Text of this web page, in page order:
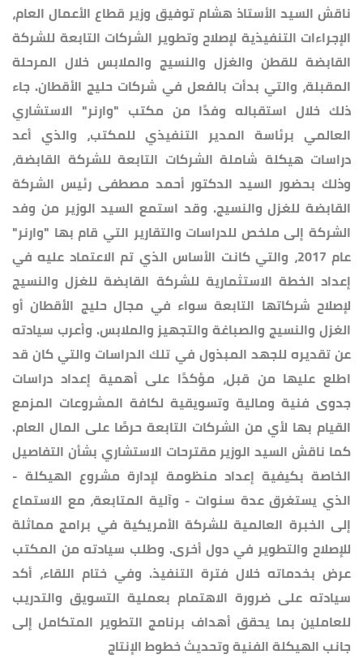
ناقش السيد الأستاذ هشام توفيق وزير قطاع الأعمال العام،
الإجراءات التنفيذية لإصلاح وتطوير الشركات التابعة للشركة
القابضة للقطن والغزل والنسيج والملابس خلال المرحلة
المقبلة، والتي بدأت بالفعل في شركات حليج الأقطان. جاء
ذلك خلال استقباله وفدًا من مكتب "وارنر" الاستشاري
العالمي برئاسة المدير التنفيذي للمكتب، والذي أعد
دراسات هيكلة شاملة الشركات التابعة للشركة القابضة،
وذلك بحضور السيد الدكتور أحمد مصطفى رئيس الشركة
القابضة للغزل والنسيج. وقد استمع السيد الوزير من وفد
الشركة إلى ملخص للدراسات والتقارير التي قام بها "وارنر"
عام 2017، والتي كانت الأساس الذي تم الاعتماد عليه في
إعداد الخطة الاستثمارية للشركة القابضة للغزل والنسيج
لإصلاح شركاتها التابعة سواء في مجال حليج الأقطان أو
الغزل والنسيج والصباغة والتجهيز والملابس. وأعرب سيادته
عن تقديره للجهد المبذول في تلك الدراسات والتي كان قد
اطلع عليها من قبل، مؤكدًا على أهمية إعداد دراسات
جدوى فنية ومالية وتسويقية لكافة المشروعات المزمع
القيام بها لأي من الشركات التابعة حرصًا على المال العام.
كما ناقش السيد الوزير مقترحات الاستشاري بشأن التفاصيل
الخاصة بكيفية إعداد منظومة لإدارة مشروع الهيكلة -
الذي يستغرق عدة سنوات - وآلية المتابعة، مع الاستماع
إلى الخبرة العالمية للشركة الأمريكية في برامج مماثلة
للإصلاح والتطوير في دول أخرى. وطلب سيادته من المكتب
عرض بخدماته خلال فترة التنفيذ. وفي ختام اللقاء، أكد
سيادته على ضرورة الاهتمام بعملية التسويق والتدريب
للعاملين بما يحقق أهداف برنامج التطوير المتكامل إلى
جانب الهيكلة الفنية وتحديث خطوط الإنتاج